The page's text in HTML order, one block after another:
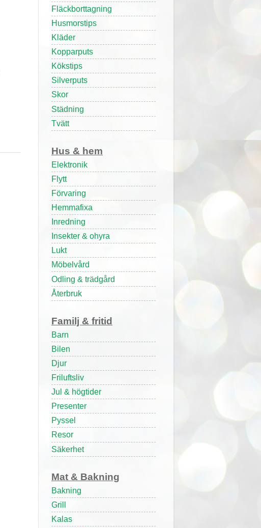
Fläckborttagning
Husmorstips
Kläder
Kopparputs
Kökstips
Silverputs
Skor
Städning
Tvätt
Hus & hem
Elektronik
Flytt
Förvaring
Hemmafixa
Inredning
Insekter & ohyra
Lukt
Möbelvård
Odling & trädgård
Återbruk
Familj & fritid
Barn
Bilen
Djur
Friluftsliv
Jul & högtider
Presenter
Pyssel
Resor
Säkerhet
Mat & Bakning
Bakning
Grill
Kalas